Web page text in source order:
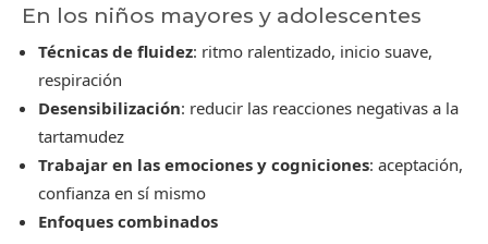
En los niños mayores y adolescentes
Técnicas de fluidez: ritmo ralentizado, inicio suave,
respiración
Desensibilización: reducir las reacciones negativas a la
tartamudez
Trabajar en las emociones y cogniciones: aceptación,
confianza en sí mismo
Enfoques combinados